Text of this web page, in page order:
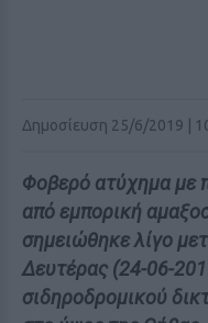
Δημοσίευση 25/6/2019 |
Φοβερό ατύχημα με
από εμπορική
σημειώθηκε λίγο
Δευτέρας (24-06-
σιδηροδρομικού